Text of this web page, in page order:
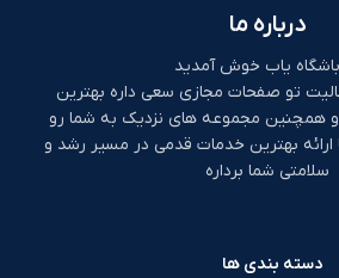
درباره ما
یاب خوش آمدید
تو صفحات مجازی سعی داره بهترین
همچنین مجموعه های نزدیک به شما رو
ارائه بهترین خدمات قدمی در مسیر رشد و
سلامتی شما برداره
دسته بندی ها